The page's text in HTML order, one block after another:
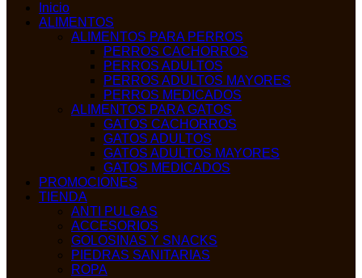
Inicio
ALIMENTOS
ALIMENTOS PARA PERROS
PERROS CACHORROS
PERROS ADULTOS
PERROS ADULTOS MAYORES
PERROS MEDICADOS
ALIMENTOS PARA GATOS
GATOS CACHORROS
GATOS ADULTOS
GATOS ADULTOS MAYORES
GATOS MEDICADOS
PROMOCIONES
TIENDA
ANTI PULGAS
ACCESORIOS
GOLOSINAS Y SNACKS
PIEDRAS SANITARIAS
ROPA